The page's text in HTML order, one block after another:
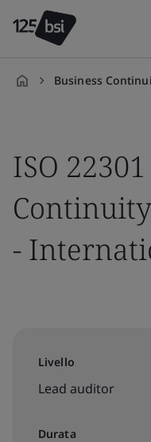
Business Continuity
ISO
-
Livello
Lead auditor
Durata